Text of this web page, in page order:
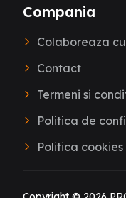
Compania
Colaboreaza
Contact
Termeni si
Politica de
Politica cookies